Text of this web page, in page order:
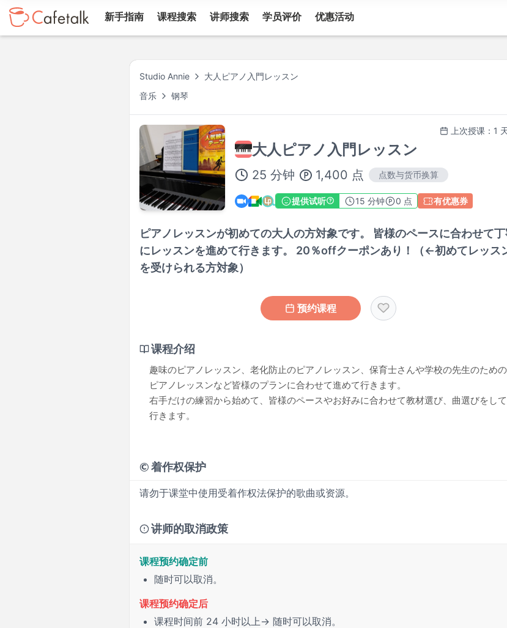
新手指南 课程搜索 讲师搜索 学员评价 优惠活动
Studio Annie
大人ピアノ入門レッスン
音乐
钢琴
上次授课：1
大人ピアノ入門レッスン
25 分钟 1,400 点 点数与货币换算
提供试听 15 分钟 0 点 有优惠券
ピアノレッスンが初めての大人の方対象です。 皆様のペースに合わせて
にレッスンを進めて行きます。 20％offクーポンあり！（←初めてレッス
を受けられる方対象）
预约课程
课程介绍
趣味のピアノレッスン、老化防止のピアノレッスン、保育士さんや学校の先生のための
ピアノレッスンなど皆様のプランに合わせて進めて行きます。
右手だけの練習から始めて、皆様のペースやお好みに合わせて教材選び、曲選びをして
行きます。
©着作权保护
请勿于课堂中使用受着作权法保护的歌曲或资源。
讲师的取消政策
课程预约确定前
随时可以取消。
课程预约确定后
课程时间前 24 小时以上→ 随时可以取消。